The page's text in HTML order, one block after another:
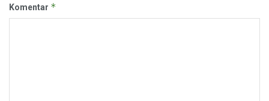
Komentar *